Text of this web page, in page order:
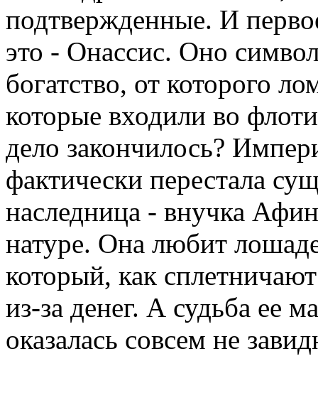
подтвержденные. И
это - Онассис. Оно
богатство, от которого
которые входили во
дело закончилось?
фактически перестала
наследница - внучка
натуре. Она любит
который, как
из-за денег. А судьба ее
оказалась совсем не